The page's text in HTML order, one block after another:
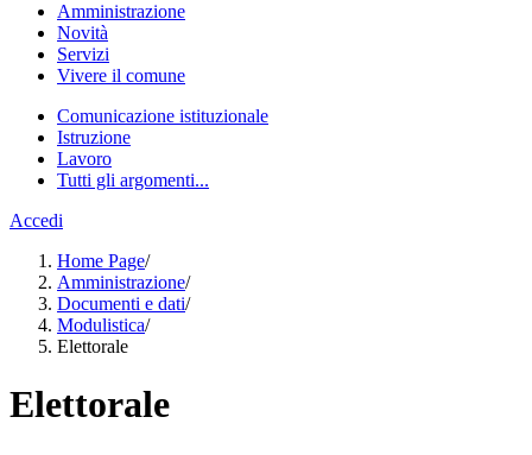
Amministrazione
Novità
Servizi
Vivere il comune
Comunicazione istituzionale
Istruzione
Lavoro
Tutti gli argomenti...
Accedi
Home Page/
Amministrazione/
Documenti e dati/
Modulistica/
Elettorale
Elettorale